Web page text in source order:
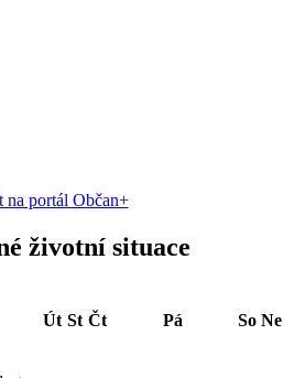
na portál Občan+
životní situace
Út St Čt Pá So Ne